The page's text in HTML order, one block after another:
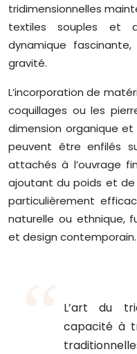
tridimensionnelles
textiles souples et
dynamique
gravité.
L’incorporation de
coquillages ou les
dimension organique
peuvent être enfilés
attachés à l’ouvrage
ajoutant du poids et
particulièrement
naturelle ou ethnique,
et design contemporain.
L’art du
capacité à